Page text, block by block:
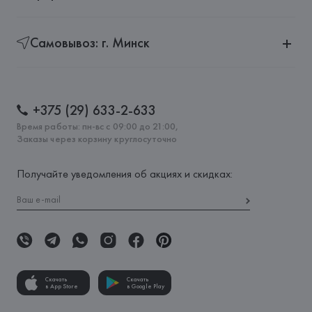
Самовывоз: г. Минск
+375 (29) 633-2-633
Время работы: пн-вс с 09:00 до 21:00,
Заказы через корзину круглосуточно
Получайте уведомления об акциях и скидках:
Скачать
в App Store
Скачать
в Google Play